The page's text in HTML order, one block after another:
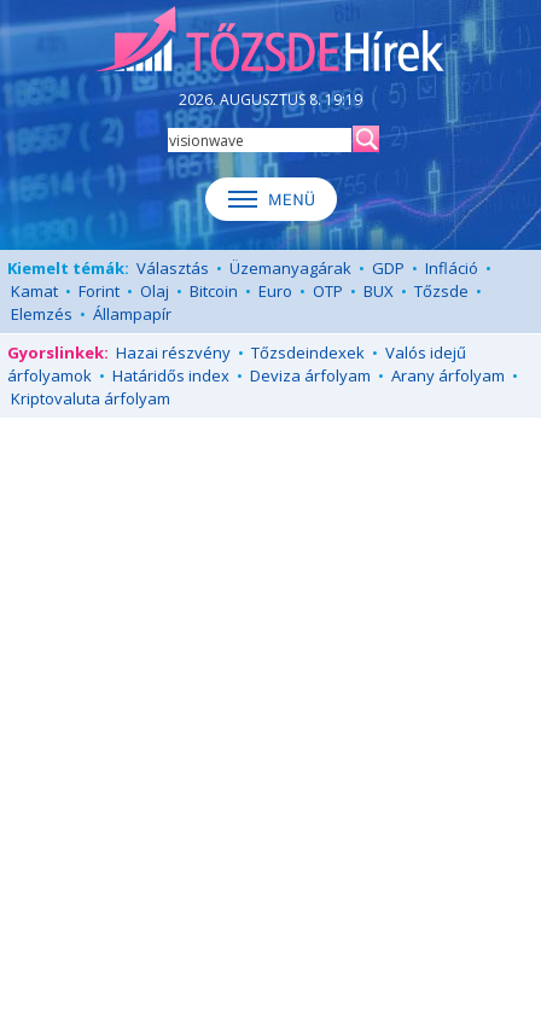
2026. AUGUSZTUS 8. 19:19
Kiemelt témák: Választás • Üzemanyagárak • GDP • Infláció •
Kamat • Forint • Olaj • Bitcoin • Euro • OTP • BUX • Tőzsde •
Elemzés • Állampapír
Gyorslinkek: Hazai részvény • Tőzsdeindexek • Valós idejű
árfolyamok • Határidős index • Deviza árfolyam • Arany árfolyam •
Kriptovaluta árfolyam